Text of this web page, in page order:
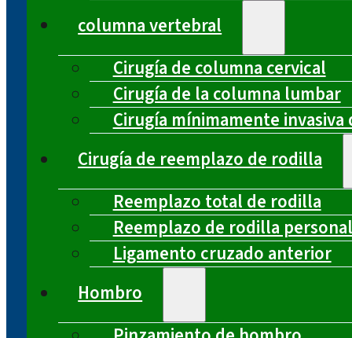
columna vertebral
Cirugía de columna cervical
Cirugía de la columna lumbar
Cirugía mínimamente
Cirugía de reemplazo de rodilla
Reemplazo total de rodilla
Reemplazo de rodilla
Ligamento cruzado anterior
Hombro